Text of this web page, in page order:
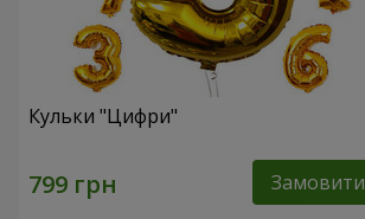
Кульки "Цифри"
Замовити